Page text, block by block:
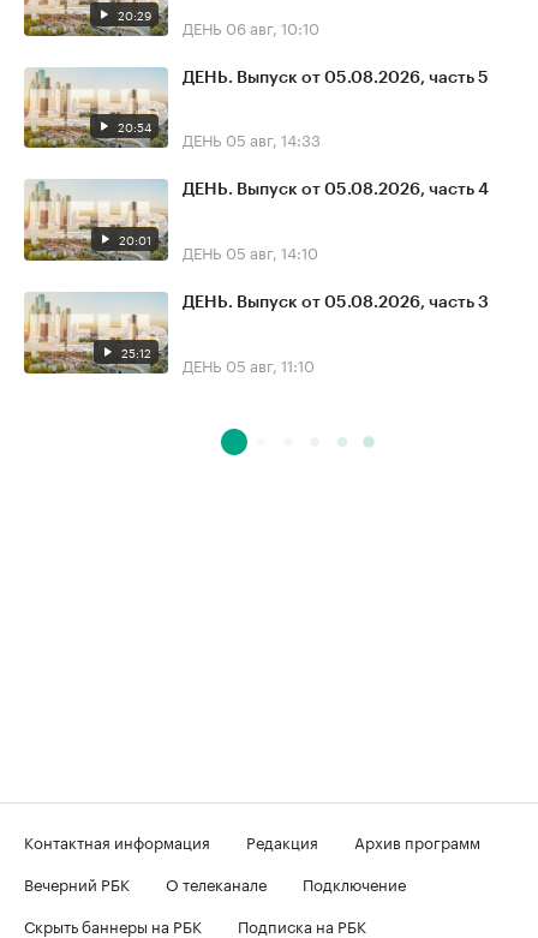
20:29 ДЕНЬ 06 авг, 10:10
20:54
ДЕНЬ. Выпуск от 05.08.2026, часть 5
ДЕНЬ 05 авг, 14:33
20:01
ДЕНЬ. Выпуск от 05.08.2026, часть 4
ДЕНЬ 05 авг, 14:10
25:12
ДЕНЬ. Выпуск от 05.08.2026, часть 3
ДЕНЬ 05 авг, 11:10
Контактная информация Редакция
Архив программ
Вечерний РБК
О телеканале
Подключение
Скрыть баннеры на РБК
Подписка на РБК